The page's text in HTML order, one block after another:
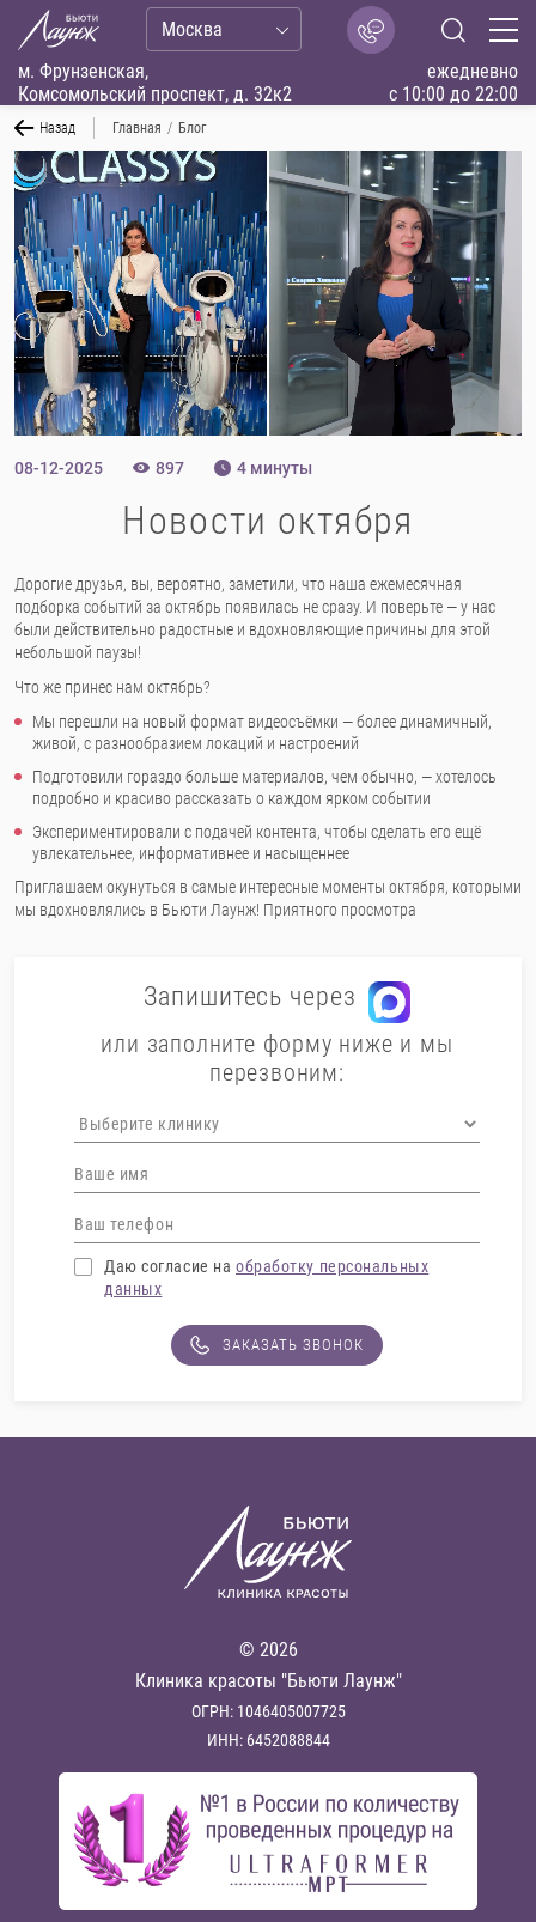
м. Фрунзенская,
Комсомольский проспект, д. 32к2
ежедневно
с 10:00 до 22:00
Москва
Назад Главная / Блог
Новости октября
08-12-2025 897 4 минуты
Дорогие друзья, вы, вероятно, заметили, что наша ежемесячная
подборка событий за октябрь появилась не сразу. И поверьте — у нас
были действительно радостные и вдохновляющие причины для этой
небольшой паузы!
Что же принес нам октябрь?
Мы перешли на новый формат видеосъёмки — более динамичный,
живой, с разнообразием локаций и настроений
Подготовили гораздо больше материалов, чем обычно, — хотелось
подробно и красиво рассказать о каждом ярком событии
Экспериментировали с подачей контента, чтобы сделать его ещё
увлекательнее, информативнее и насыщеннее
Приглашаем окунуться в самые интересные моменты октября, которыми
мы вдохновлялись в Бьюти Лаунж! Приятного просмотра
Запишитесь через
или заполните форму ниже и мы
перезвоним:
Даю согласие на обработку персональных
данных
ЗАКАЗАТЬ ЗВОНОК
© 2026
Клиника красоты "Бьюти Лаунж"
ОГРН: 1046405007725
ИНН: 6452088844